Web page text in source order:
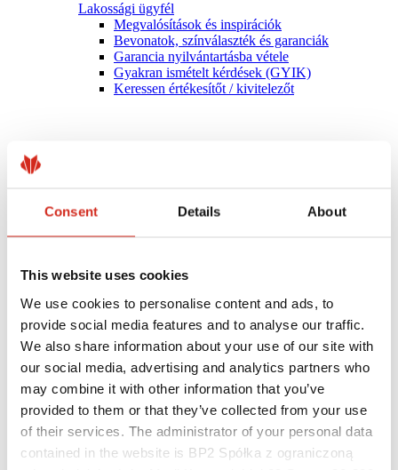
Consent Details About
This website uses cookies
We use cookies to personalise content and ads, to
provide social media features and to analyse our traffic.
We also share information about your use of our site with
our social media, advertising and analytics partners who
may combine it with other information that you’ve
provided to them or that they’ve collected from your use
of their services. The administrator of your personal data
contained in the website is BP2 Spółka z ograniczoną
Lakossági ügyfél
Megvalósítások és inspirációk
Bevonatok, színválaszték és garanciák
Garancia nyilvántartásba vétele
Gyakran ismételt kérdések (GYIK)
Keressen értékesítőt / kivitelezőt
Hasznos linkek
Bevonatok, színválaszték és garanciák
Garancia nyilvántartásba vétele
Megvalósítások és inspirációk
Hol lehet megvásárolni?